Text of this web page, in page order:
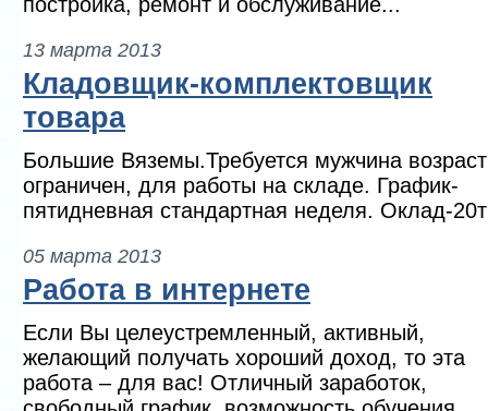
13 марта 2013
Кладовщик-комплектовщик
товара
Большие Вяземы.Требуется мужчина
ограничен, для работы на складе. График-
пятидневная стандартная неделя. Оклад-
05 марта 2013
Работа в интернете
Если Вы целеустремленный, активный,
желающий получать хороший доход, то эта
работа – для вас! Отличный заработок,